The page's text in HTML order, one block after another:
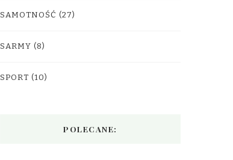
SAMOTNOŚĆ (27)
SARMY (8)
SPORT (10)
POLECANE: